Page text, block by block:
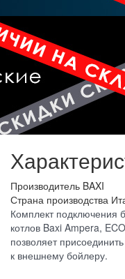
Производитель BAXI
Страна производства
Комплект подключения
котлов Baxi Ampera,
позволяет
к внешнему бойлеру.